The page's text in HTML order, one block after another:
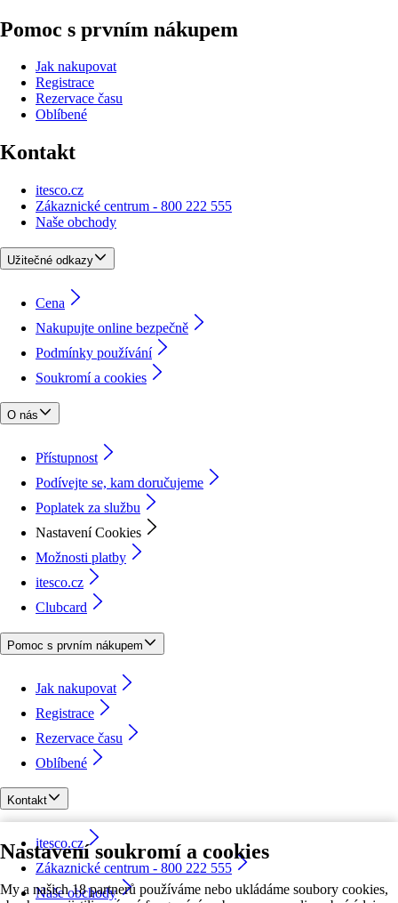
Nastavení soukromí a cookies
My a našich 18 partnerů používáme nebo ukládáme soubory cookies,
Pomoc s prvním nákupem
Jak nakupovat
Registrace
Rezervace času
Oblíbené
Kontakt
itesco.cz
Zákaznické centrum - 800 222 555
Naše obchody
Užitečné odkazy
Cena
Nakupujte online bezpečně
Podmínky používání
Soukromí a cookies
O nás
Přístupnost
Podívejte se, kam doručujeme
Poplatek za službu
Nastavení Cookies
Možnosti platby
itesco.cz
Clubcard
Pomoc s prvním nákupem
Jak nakupovat
Registrace
Rezervace času
Oblíbené
Kontakt
itesco.cz
Zákaznické centrum - 800 222 555
Naše obchody